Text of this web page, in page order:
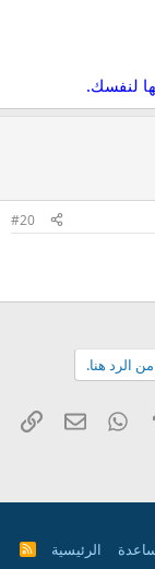
لنفسك.
#20
الرد هنا.
Tumblr
WhatsApp
البريد
الرئيسية
R